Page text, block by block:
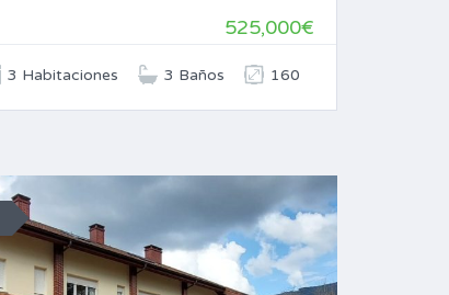
525,000€
3 Habitaciones 3 Baños 160